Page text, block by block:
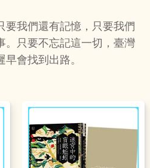
要我們還有記憶，只要我們
。只要不忘記這一切，臺灣
會找到出路。